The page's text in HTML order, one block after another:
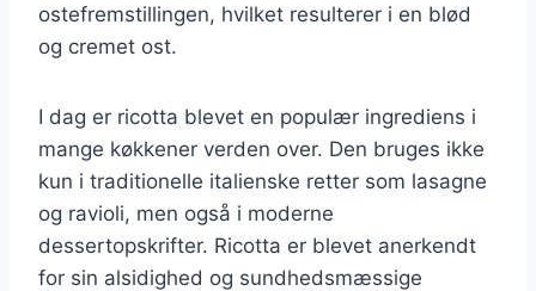
ostefremstillingen, hvilket resulterer i en blød
og cremet ost.
I dag er ricotta blevet en populær ingrediens i
mange køkkener verden over. Den bruges ikke
kun i traditionelle italienske retter som lasagne
og ravioli, men også i moderne
dessertopskrifter. Ricotta er blevet anerkendt
for sin alsidighed og sundhedsmæssige